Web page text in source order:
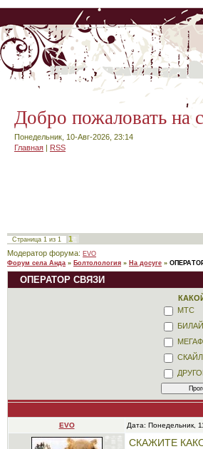
Добро пожаловать на
Понедельник, 10-Авг-2026, 23:14
Главная | RSS
Страница 1 из 1
1
Модератор форума: EVO
Форум села Анда » Болтолология » На досуге »
ОПЕРАТОР СВЯЗИ
МТС
EVO Дата: Понедельник,
СКАЖИТЕ